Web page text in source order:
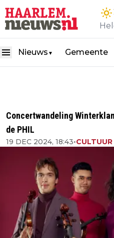
Nieuws ▼ Gemeente
Concertwandeling
de PHIL
19 DEC 2024, 18:43•CULTUUR